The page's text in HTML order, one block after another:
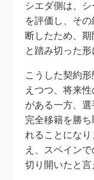
シエダ側は、
を評価し、そ
断したため、
と踏み切った形
こうした契約
えつつ、将来
がある一方、
完全移籍を勝
れることにな
え、スペイン
切り開いたと言